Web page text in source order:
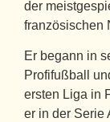
der
französischen
Er begann in
Profifußball
ersten Liga in
er in der Serie